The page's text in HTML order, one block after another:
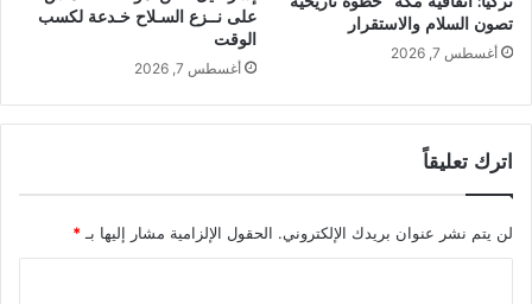
تصون السلام والاستقرار
أغسطس 7, 2026
على نــزع السـلاح خـدعة لكسب
الوقت
أغسطس 7, 2026
اترك تعليقاً
لن يتم نشر عنوان بريدك الإلكتروني. الحقول الإلزامية مشار إليها بـ*